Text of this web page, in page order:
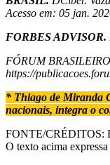
Acesso em: 05 jan.
FORBES ADVISOR.
FÓRUM
https://
* Thiago de Miranda
nacionais, integra o
FONTE/CRÉDITOS:
O texto acima